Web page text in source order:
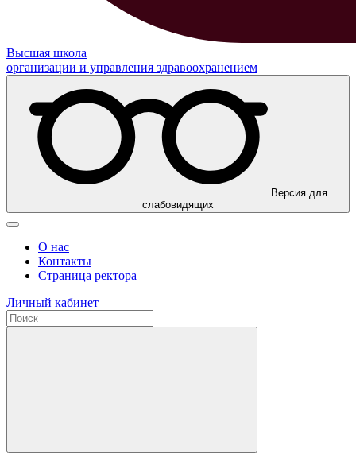
Высшая школа
организации и управления здравоохранением
Версия для
слабовидящих
О нас
Контакты
Страница ректора
Личный кабинет